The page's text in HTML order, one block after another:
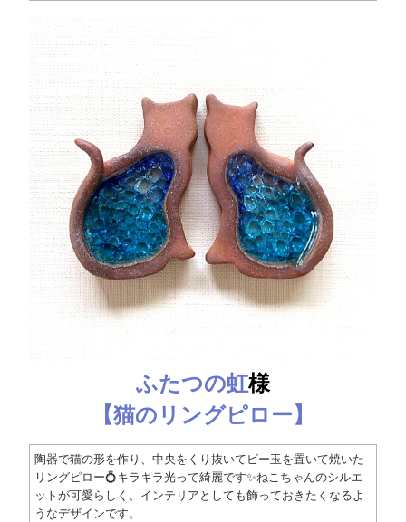
ふたつの虹様
【猫のリングピロー】
陶器で猫の形を作り、中央をくり抜いてビー玉を置いて焼いた
リングピロー💍キラキラ光って綺麗です✨ねこちゃんのシルエ
ットが可愛らしく、インテリアとしても飾っておきたくなるよ
うなデザインです。